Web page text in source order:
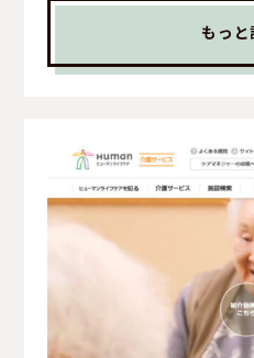
もっと